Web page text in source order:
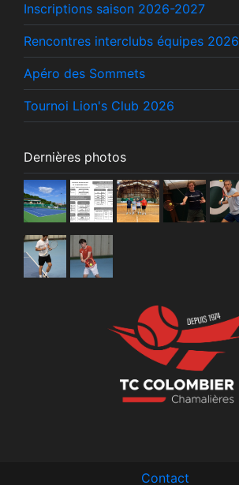
Inscriptions saison 2026-2027
Rencontres interclubs équipes 2026
Apéro des Sommets
Tournoi Lion's Club 2026
Dernières photos
Contact